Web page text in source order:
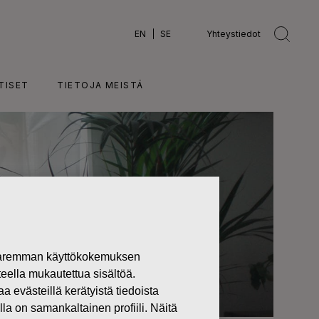
EN SE Yhteystiedot
TIETOJA MEISTÄ
käyttökokemuksen
mukautettua sisältöä.
evästeillä kerätyistä tiedoista
on samankaltainen profiili. Näitä